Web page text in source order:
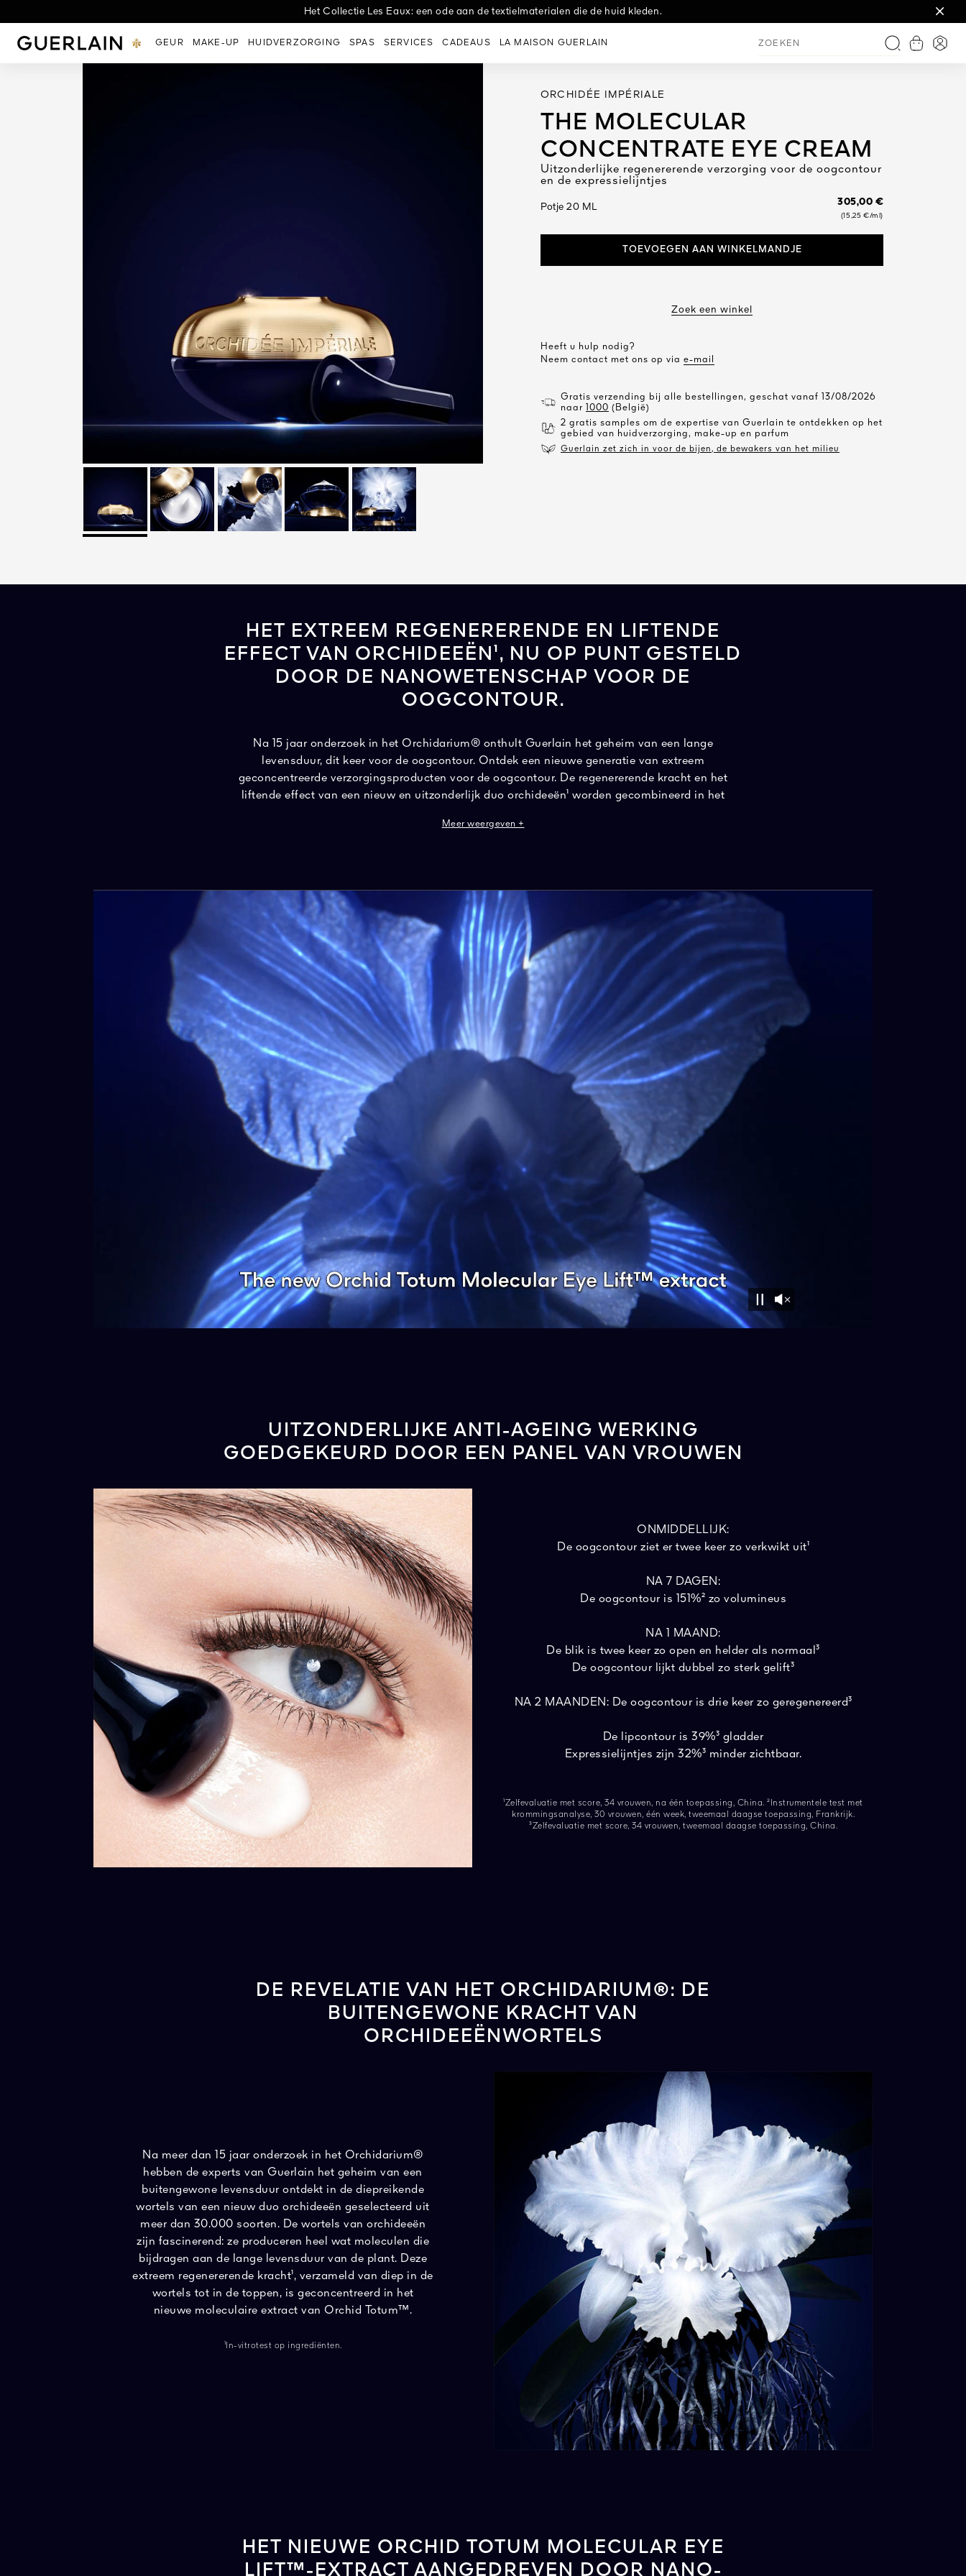
Het Collectie Les Eaux: een ode aan de textielmaterialen die de huid kleden.
Ontdek de nieuwe Night-Taping Treatment Nachtcrème voor een liftend effect vanaf het moment dat u wakker wordt.
Nieuwe Uitzonderlijke Afspraak: 'Amour Céleste' door Lucie Touré, virtuoos van papier, in genummerde editie.
Guerlain - (Terug naar Homepage)
GEUR MAKE-UP HUIDVERZORGING SPAS SERVICES CADEAUS LA MAISON GUERLAIN
Zoeken
ORCHIDÉE IMPÉRIALE
THE MOLECULAR
CONCENTRATE EYE CREAM
Uitzonderlijke regenererende verzorging voor de oogcontour
en de expressielijntjes
Potje 20 ML 305,00 €
(15,25 €/ml)
TOEVOEGEN AAN WINKELMANDJE
Zoek een winkel
Heeft u hulp nodig?
Neem contact met ons op via e-mail
Gratis verzending bij alle bestellingen, geschat vanaf 13/08/2026
naar
1000 (België)
2 gratis samples om de expertise van Guerlain te ontdekken op het
gebied van huidverzorging, make-up en parfum
Guerlain zet zich in voor de bijen, de bewakers van het milieu
HET EXTREEM REGENERERENDE EN LIFTENDE
EFFECT VAN ORCHIDEEËN¹, NU OP PUNT GESTELD
DOOR DE NANOWETENSCHAP VOOR DE
OOGCONTOUR.
Na 15 jaar onderzoek in het Orchidarium® onthult Guerlain het geheim van een lange
levensduur, dit keer voor de oogcontour. Ontdek een nieuwe generatie van extreem
geconcentreerde verzorgingsproducten voor de oogcontour. De regenererende kracht en het
liftende effect van een nieuw en uitzonderlijk duo orchideeën¹ worden gecombineerd in het
jeugdigheidsmechanismen van de huid, dankzij de geavanceerde Nano-Concentrationᵀᴹ²-
¹In-vitrotest op ingrediënten. ²Druppeltje groter dan 100 nm.
Meer weergeven +
PauseUnmute
UITZONDERLIJKE ANTI-AGEING WERKING
GOEDGEKEURD DOOR EEN PANEL VAN VROUWEN
ONMIDDELLIJK:
De oogcontour ziet er twee keer zo verkwikt uit¹
NA 7 DAGEN:
De oogcontour is 151%² zo volumineus
NA 1 MAAND:
De blik is twee keer zo open en helder als normaal³
De oogcontour lijkt dubbel zo sterk gelift³
NA 2 MAANDEN: De oogcontour is drie keer zo geregenereerd³
De lipcontour is 39%³ gladder
Expressielijntjes zijn 32%³ minder zichtbaar.
¹Zelfevaluatie met score, 34 vrouwen, na één toepassing, China. ²Instrumentele test met
krommingsanalyse, 30 vrouwen, één week, tweemaal daagse toepassing, Frankrijk.
³Zelfevaluatie met score, 34 vrouwen, tweemaal daagse toepassing, China.
DE REVELATIE VAN HET ORCHIDARIUM®: DE
BUITENGEWONE KRACHT VAN
ORCHIDEEËNWORTELS
Na meer dan 15 jaar onderzoek in het Orchidarium®
hebben de experts van Guerlain het geheim van een
buitengewone levensduur ontdekt in de diepreikende
wortels van een nieuw duo orchideeën geselecteerd uit
meer dan 30.000 soorten. De wortels van orchideeën
zijn fascinerend: ze produceren heel wat moleculen die
bijdragen aan de lange levensduur van de plant. Deze
extreem regenererende kracht¹, verzameld van diep in de
wortels tot in de toppen, is geconcentreerd in het
nieuwe moleculaire extract van Orchid Totum™.
¹In-vitrotest op ingrediënten.
HET NIEUWE ORCHID TOTUM MOLECULAR EYE
LIFT™-EXTRACT AANGEDREVEN DOOR NANO-